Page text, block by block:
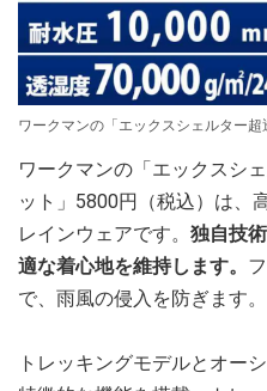
ワークマンの「エックスシェルター超
ワークマンの「エックスシ
ット」5800円（税込）は、
レインウェアです。 独自技
適な着心地を維持します。
で、雨風の侵入を防ぎます。
トレッキングモデルとオー